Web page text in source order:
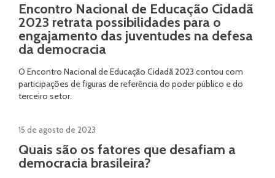
Encontro Nacional de Educação Cidadã
2023 retrata possibilidades para o
engajamento das juventudes na defesa
da democracia
O Encontro Nacional de Educação Cidadã 2023 contou com
participações de figuras de referência do poder público e do
terceiro setor.
15 de agosto de 2023
Quais são os fatores que desafiam a
democracia brasileira?